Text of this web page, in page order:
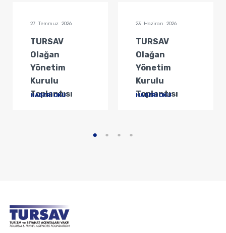
27 Temmuz 2026
TURSAV
Olağan
Yönetim
Kurulu
Toplantısı
HABERİ OKU
23 Haziran 2026
TURSAV
Olağan
Yönetim
Kurulu
Toplantısı
HABERİ OKU